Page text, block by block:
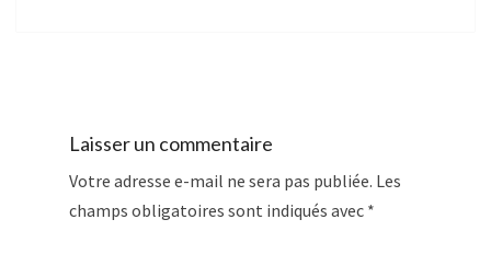
Laisser un commentaire
Votre adresse e-mail ne sera pas publiée. Les
champs obligatoires sont indiqués avec *